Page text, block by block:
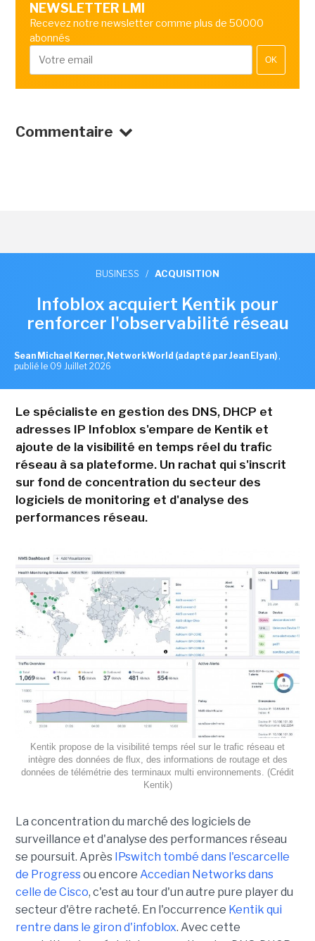
NEWSLETTER LMI
Recevez notre newsletter comme plus de 50000
abonnés
OK
Commentaire
BUSINESS / ACQUISITION
Infoblox acquiert Kentik pour
renforcer l'observabilité réseau
Sean Michael Kerner, NetworkWorld (adapté par Jean Elyan) ,
publié le 09 Juillet 2026
Le spécialiste en gestion des DNS, DHCP et
adresses IP Infoblox s'empare de Kentik et
ajoute de la visibilité en temps réel du trafic
réseau à sa plateforme. Un rachat qui s'inscrit
sur fond de concentration du secteur des
logiciels de monitoring et d'analyse des
performances réseau.
Kentik propose de la visibilité temps réel sur le trafic réseau et
intègre des données de flux, des informations de routage et des
données de télémétrie des terminaux multi environnements. (Crédit
Kentik)
La concentration du marché des logiciels de
surveillance et d'analyse des performances réseau
se poursuit. Après IPswitch tombé dans l'escarcelle
de Progressou encore Accedian Networks dans
celle de Cisco, c'est au tour d'un autre pure player du
secteur d'être racheté. En l'occurrence Kentik qui
rentre dans le giron d'infoblox. Avec cette